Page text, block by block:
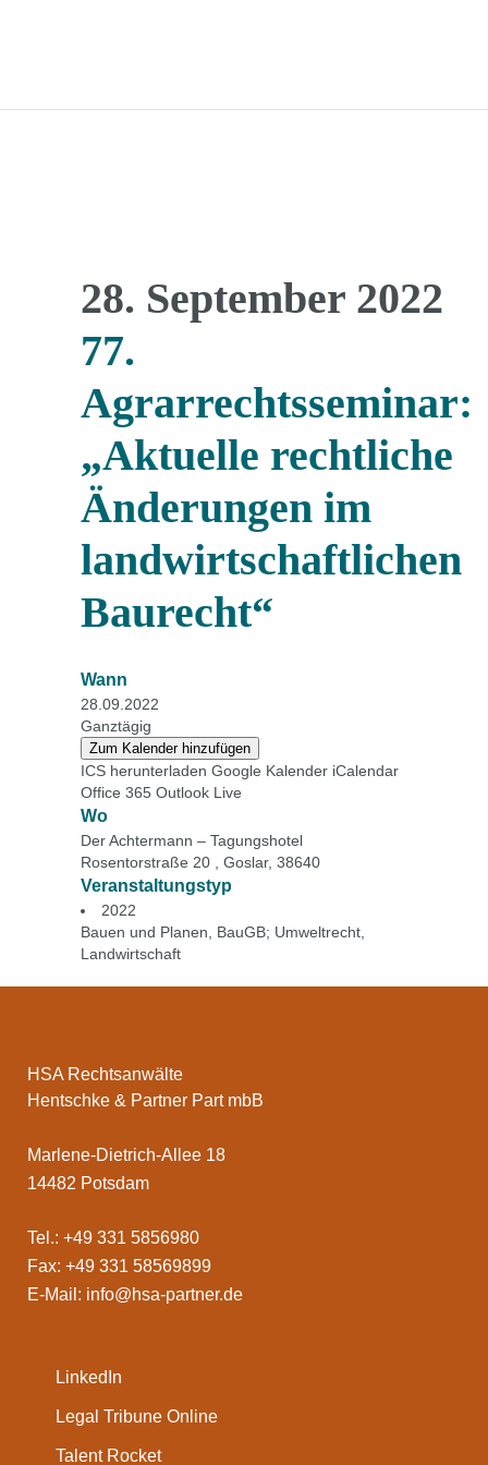
28. September 2022
77.
Agrarrechtsseminar:
„Aktuelle rechtliche
Änderungen im
landwirtschaftlichen
Baurecht“
Wann
28.09.2022
Ganztägig
Zum Kalender hinzufügen
ICS herunterladen Google Kalender iCalendar
Office 365 Outlook Live
Wo
Der Achtermann – Tagungshotel
Rosentorstraße 20 , Goslar, 38640
Veranstaltungstyp
2022
Bauen und Planen
BauGB; Umweltrecht
Landwirtschaft
HSA Rechtsanwälte
Hentschke & Partner Part mbB
Marlene-Dietrich-Allee 18
14482 Potsdam
Tel.: +49 331 5856980
Fax: +49 331 58569899
E-Mail: info@hsa-partner.de
LinkedIn
Legal Tribune Online
Talent Rocket